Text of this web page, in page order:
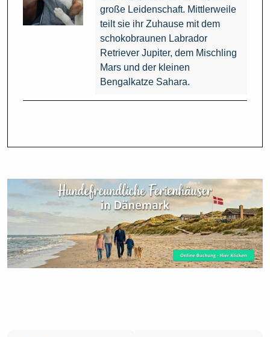
große Leidenschaft. Mittlerweile
teilt sie ihr Zuhause mit dem
schokobraunen Labrador
Retriever Jupiter, dem Mischling
Mars und der kleinen
Bengalkatze Sahara.